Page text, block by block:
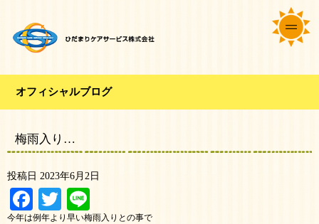
オフィシャルブログ
梅雨入り…
投稿日 2023年6月2日
Facebook
Twitter
今年は例年より早い梅雨入りとの事で